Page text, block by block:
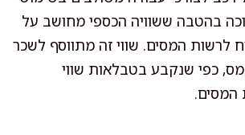
בהטבה ששוויה הכספי מחושב על
לרשות המסים. שווי זה מתווסף לשכר
כפי שנקבע בטבלאות שווי
המסים.